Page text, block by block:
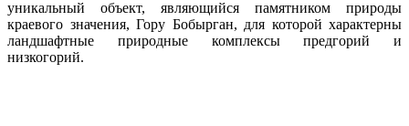
уникальный объект, являющийся памятником природы
краевого значения, Гору Бобырган, для которой характерны
ландшафтные природные комплексы предгорий и
низкогорий.